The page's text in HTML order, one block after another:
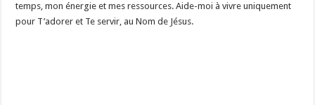
temps, mon énergie et mes ressources. Aide-moi à vivre uniquement
pour T’adorer et Te servir, au Nom de Jésus.